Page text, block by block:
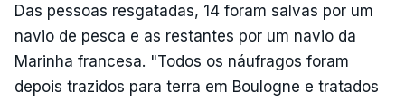
Das pessoas resgatadas, 14 foram salvas por um
navio de pesca e as restantes por um navio da
Marinha francesa. "Todos os náufragos foram
depois trazidos para terra em Boulogne e tratados